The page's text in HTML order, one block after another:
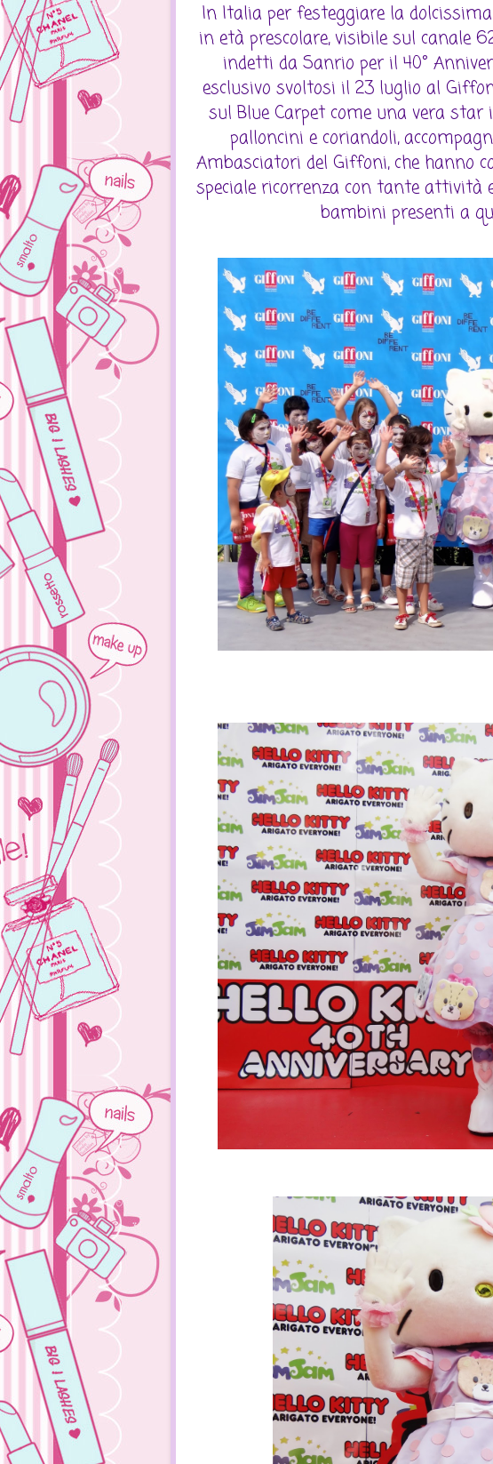
In Italia per festeggiare la
in età prescolare, visibile sul canale
indetti da Sanrio per il 40°
esclusivo svoltosi il 23 luglio al
sul Blue Carpet come una vera
palloncini e coriandoli,
Ambasciatori del Giffoni, che hanno
speciale ricorrenza con tante attività
bambini presenti a